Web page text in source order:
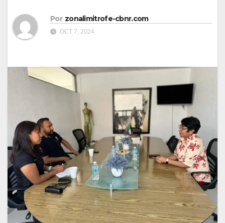
Por zonalimitrofe-cbnr.com
OCT 7, 2024